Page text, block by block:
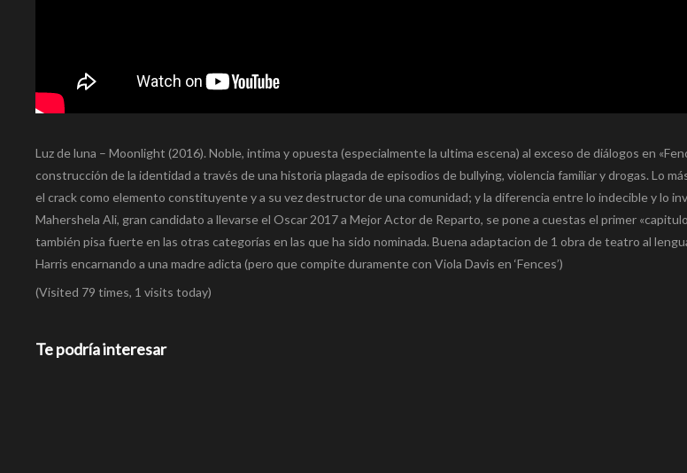
Luz de luna – Moonlight (2016). Noble, intima y opuesta (especialmente la ultima escena) al exceso de diálogos en
construcción de la identidad a través de una historia plagada de episodios de bullying, violencia familiar y drogas. Lo
el crack como elemento constituyente y a su vez destructor de una comunidad; y la diferencia entre lo indecible y lo
Mahershela Ali, gran candidato a llevarse el Oscar 2017 a Mejor Actor de Reparto, se pone a cuestas el primer
también pisa fuerte en las otras categorías en las que ha sido nominada. Buena adaptacion de 1 obra de teatro al
Harris encarnando a una madre adicta (pero que compite duramente con Viola Davis en ‘Fences’)
(Visited 79 times, 1 visits today)
Te podría interesar